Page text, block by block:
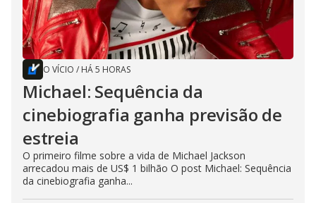
O VÍCIO / HÁ 5 HORAS
Michael: Sequência da
cinebiografia ganha previsão de
estreia
O primeiro filme sobre a vida de Michael Jackson
arrecadou mais de US$ 1 bilhão O post Michael: Sequência
da cinebiografia ganha...